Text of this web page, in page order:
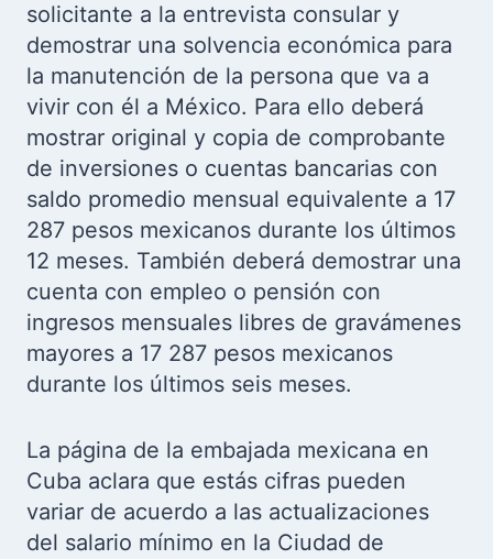
solicitante a la entrevista consular y
demostrar una solvencia económica para
la manutención de la persona que va a
vivir con él a México. Para ello deberá
mostrar original y copia de comprobante
de inversiones o cuentas bancarias con
saldo promedio mensual equivalente a 17
287 pesos mexicanos durante los últimos
12 meses. También deberá demostrar una
cuenta con empleo o pensión con
ingresos mensuales libres de gravámenes
mayores a 17 287 pesos mexicanos
durante los últimos seis meses.
La página de la embajada mexicana en
Cuba aclara que estás cifras pueden
variar de acuerdo a las actualizaciones
del salario mínimo en la Ciudad de